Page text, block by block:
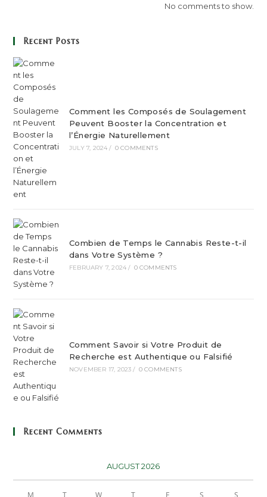
No comments to show.
Recent Posts
Comment les Composés de Soulagement
Peuvent Booster la Concentration et
l’Énergie Naturellement
JULY 7, 2024 / 0 COMMENTS
Combien de Temps le Cannabis Reste-t-il
dans Votre Système ?
FEBRUARY 7, 2024 / 0 COMMENTS
Comment Savoir si Votre Produit de
Recherche est Authentique ou Falsifié
NOVEMBER 17, 2023 / 0 COMMENTS
Recent Comments
AUGUST 2026
M T W T F S S